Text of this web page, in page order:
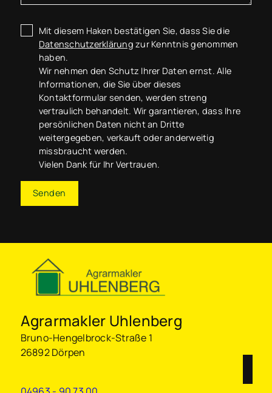
Mit diesem Haken bestätigen Sie, dass Sie die
Datenschutzerklärung zur Kenntnis genommen
haben.
Wir nehmen den Schutz Ihrer Daten ernst. Alle
Informationen, die Sie über dieses
Kontaktformular senden, werden streng
vertraulich behandelt. Wir garantieren, dass Ihre
persönlichen Daten nicht an Dritte
weitergegeben, verkauft oder anderweitig
missbraucht werden.
Vielen Dank für Ihr Vertrauen.
Senden
Agrarmakler Uhlenberg
Bruno-Hengelbrock-Straße 1
26892 Dörpen